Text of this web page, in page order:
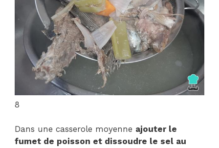
8
Dans une casserole moyenne ajouter le
fumet de poisson et dissoudre le sel au